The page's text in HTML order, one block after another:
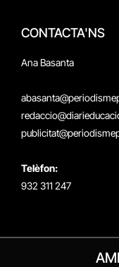
CONTACTA'NS
Ana Basanta
Telèfon:
932 311 247